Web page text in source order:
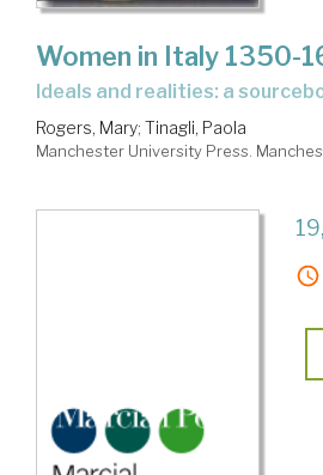
Women in Italy 1350-
ideals and realities: a
Rogers, Mary; Tinagli, Paola
Manchester University Press.